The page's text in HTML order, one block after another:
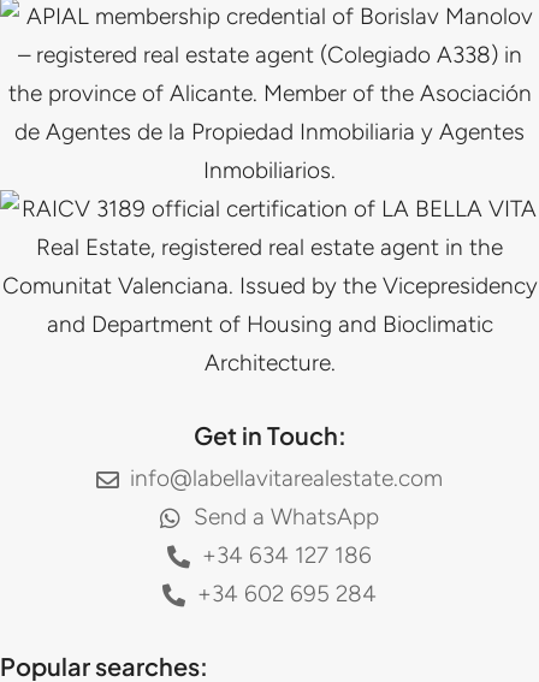
Get in Touch:
info@labellavitarealestate.com
Send a WhatsApp
+34 634 127 186
+34 602 695 284
Popular searches: